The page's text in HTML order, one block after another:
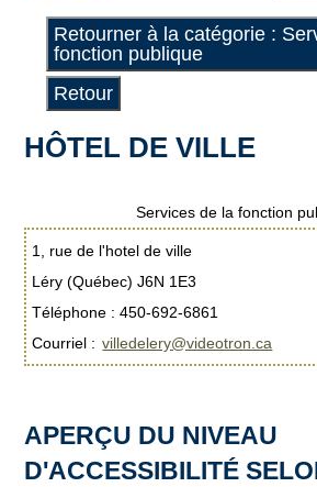
Retourner à la catégorie :
fonction publique
Retour
HÔTEL DE VILLE
Services de la fonction
1, rue de l'hotel de ville
Léry (Québec) J6N 1E3
Téléphone : 450-692-6861
Courriel : villedelery@videotron.ca
APERÇU DU NIVEAU
D'ACCESSIBILITÉ